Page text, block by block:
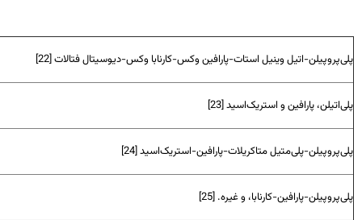
اتیل وینیل استات-پارافین وکس-کارنابا وکس-دیوسیتال فتالات [22]
پارافین و استریک‌اسید [23]
پلی‌متیل متاکریلات-پارافین-استریک‌اسید [24]
پارافین-کارنابا، و غیره. [25]